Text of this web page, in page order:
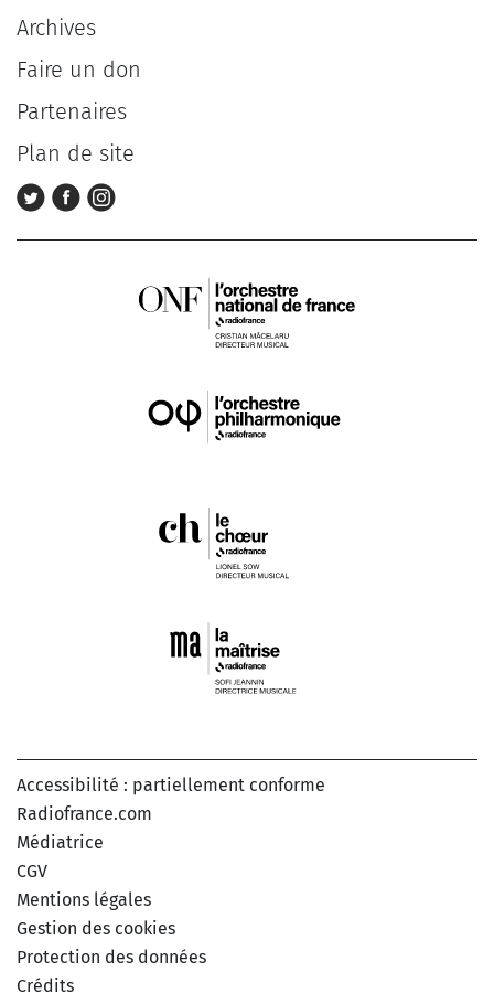
Archives
Faire un don
Partenaires
Plan de site
Accessibilité : partiellement conforme
Radiofrance.com
Médiatrice
CGV
Mentions légales
Gestion des cookies
Protection des données
Crédits